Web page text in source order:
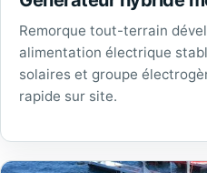
Remorque tout-terrain
alimentation électrique
solaires et groupe
rapide sur site.